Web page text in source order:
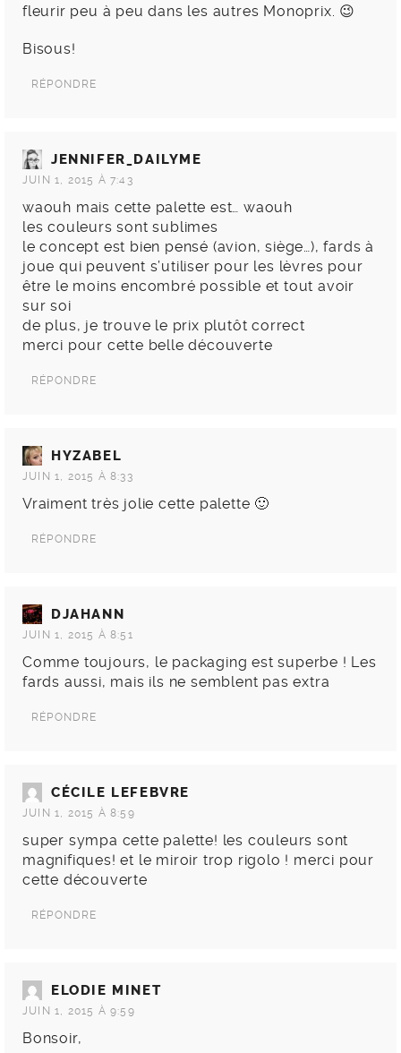
fleurir peu à peu dans les autres Monoprix. 😉
Bisous!
RÉPONDRE
JENNIFER_DAILYME
JUIN 1, 2015 À 7:43
waouh mais cette palette est… waouh
les couleurs sont sublimes
le concept est bien pensé (avion, siège…), fards à
joue qui peuvent s’utiliser pour les lèvres pour
être le moins encombré possible et tout avoir
sur soi
de plus, je trouve le prix plutôt correct
merci pour cette belle découverte
RÉPONDRE
HYZABEL
JUIN 1, 2015 À 8:33
Vraiment très jolie cette palette 🙂
RÉPONDRE
DJAHANN
JUIN 1, 2015 À 8:51
Comme toujours, le packaging est superbe ! Les
fards aussi, mais ils ne semblent pas extra
RÉPONDRE
CÉCILE LEFEBVRE
JUIN 1, 2015 À 8:59
super sympa cette palette! les couleurs sont
magnifiques! et le miroir trop rigolo ! merci pour
cette découverte
RÉPONDRE
ELODIE MINET
JUIN 1, 2015 À 9:59
Bonsoir,